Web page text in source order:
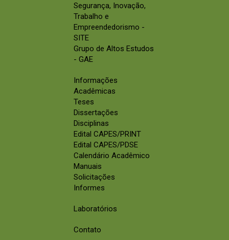
Segurança, Inovação,
Trabalho e
Empreendedorismo -
SITE
Grupo de Altos Estudos
- GAE
Informações
Acadêmicas
Teses
Dissertações
Disciplinas
Edital CAPES/PRINT
Edital CAPES/PDSE
Calendário Acadêmico
Manuais
Solicitações
Informes
Laboratórios
Contato